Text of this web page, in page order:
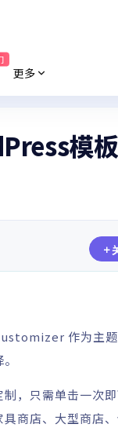
更多
模板
作为主
，只需单击一次
商店、大型商店、